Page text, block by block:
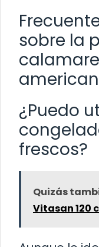
sobre la
¿Puedo
frescos?
Quizás
Vitasan 120